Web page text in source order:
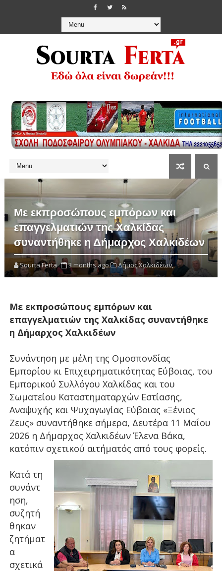
Με εκπροσώπους εμπόρων και
επαγγελματιών της Χαλκίδας
συναντήθηκε η Δήμαρχος Χαλκιδέων
Sourta Ferta 3 months ago Δήμος Χαλκιδέων,
Με εκπροσώπους εμπόρων και
επαγγελματιών της Χαλκίδας συναντήθηκε
η Δήμαρχος Χαλκιδέων
Συνάντηση με μέλη της Ομοσπονδίας
Εμπορίου κι Επιχειρηματικότητας Εύβοιας, του
Εμπορικού Συλλόγου Χαλκίδας και του
Σωματείου Καταστηματαρχών Εστίασης,
Αναψυχής και Ψυχαγωγίας Εύβοιας «Ξένιος
Ζευς» συναντήθηκε σήμερα, Δευτέρα 11 Μαΐου
2026 η Δήμαρχος Χαλκιδέων Έλενα Βάκα,
κατόπιν σχετικού αιτήματός από τους φορείς.
Κατά τη
συνάντ
ηση,
συζητή
θηκαν
ζητήματ
α
σχετικά